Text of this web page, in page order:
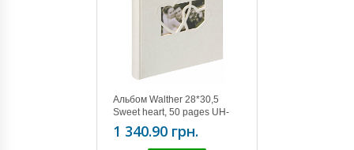
Альбом Walther 28*30,5
Sweet heart, 50 pages UH-
123
1 340.90 грн.